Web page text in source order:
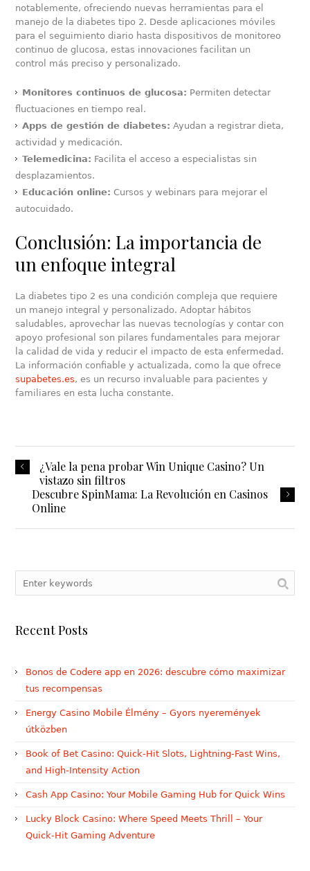
notablemente, ofreciendo nuevas herramientas para el
manejo de la diabetes tipo 2. Desde aplicaciones móviles
para el seguimiento diario hasta dispositivos de monitoreo
continuo de glucosa, estas innovaciones facilitan un
control más preciso y personalizado.
Monitores continuos de glucosa: Permiten detectar
fluctuaciones en tiempo real.
Apps de gestión de diabetes: Ayudan a registrar dieta,
actividad y medicación.
Telemedicina: Facilita el acceso a especialistas sin
desplazamientos.
Educación online: Cursos y webinars para mejorar el
autocuidado.
Conclusión: La importancia de
un enfoque integral
La diabetes tipo 2 es una condición compleja que requiere
un manejo integral y personalizado. Adoptar hábitos
saludables, aprovechar las nuevas tecnologías y contar con
apoyo profesional son pilares fundamentales para mejorar
la calidad de vida y reducir el impacto de esta enfermedad.
La información confiable y actualizada, como la que ofrece
supabetes.es, es un recurso invaluable para pacientes y
familiares en esta lucha constante.
¿Vale la pena probar Win Unique Casino? Un
vistazo sin filtros
Descubre SpinMama: La Revolución en Casinos
Online
Recent Posts
Bonos de Codere app en 2026: descubre cómo maximizar
tus recompensas
Energy Casino Mobile Élmény – Gyors nyeremények
útközben
Book of Bet Casino: Quick‑Hit Slots, Lightning‑Fast Wins,
and High‑Intensity Action
Cash App Casino: Your Mobile Gaming Hub for Quick Wins
Lucky Block Casino: Where Speed Meets Thrill – Your
Quick‑Hit Gaming Adventure